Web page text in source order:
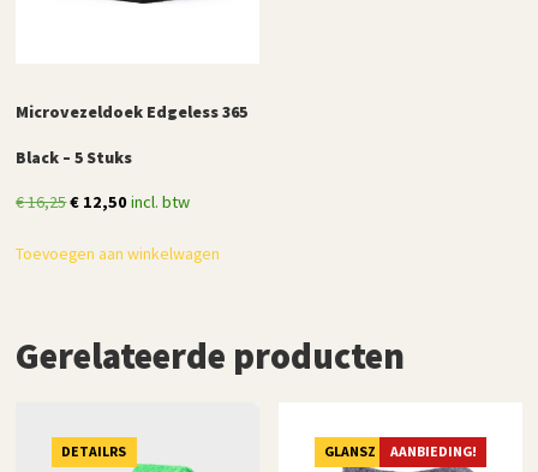
Microvezeldoek Edgeless 365
Black – 5 Stuks
€16,25Oorspronkelijke
was:
€ 12,50Huidige
is:
incl. btw
Toevoegen aan winkelwagen
Gerelateerde producten
DETAILRS AANBIEDING!
GLANSZ